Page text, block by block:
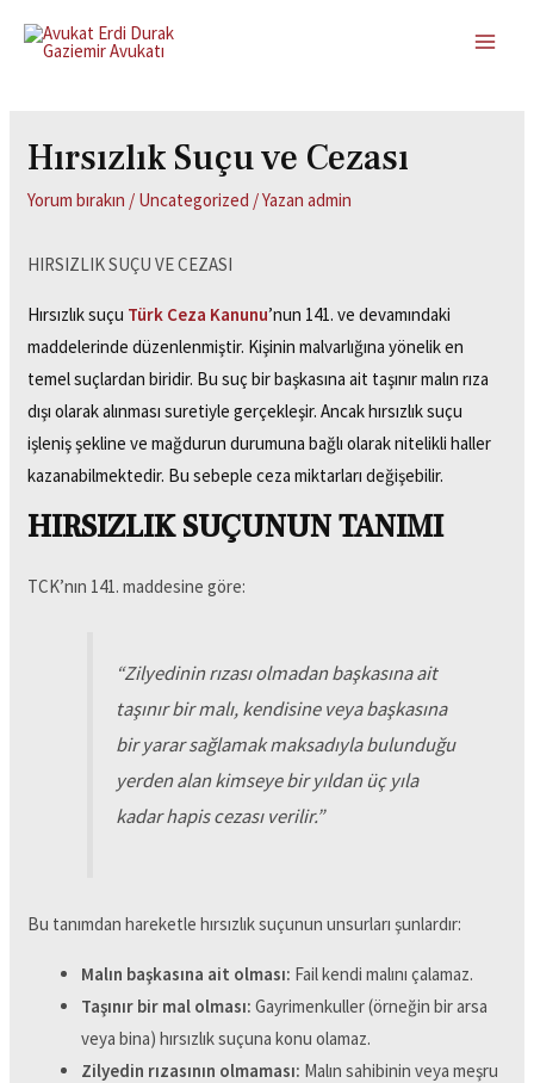
Hırsızlık Suçu ve Cezası
Yorum bırakın / Uncategorized / Yazan admin
HIRSIZLIK SUÇU VE CEZASI
Hırsızlık suçu Türk Ceza Kanunu’nun 141. ve devamındaki
maddelerinde düzenlenmiştir. Kişinin malvarlığına yönelik en
temel suçlardan biridir. Bu suç bir başkasına ait taşınır malın rıza
dışı olarak alınması suretiyle gerçekleşir. Ancak hırsızlık suçu
işleniş şekline ve mağdurun durumuna bağlı olarak nitelikli haller
kazanabilmektedir. Bu sebeple ceza miktarları değişebilir.
HIRSIZLIK SUÇUNUN TANIMI
TCK’nın 141. maddesine göre:
“Zilyedinin rızası olmadan başkasına ait
taşınır bir malı, kendisine veya başkasına
bir yarar sağlamak maksadıyla bulunduğu
yerden alan kimseye bir yıldan üç yıla
kadar hapis cezası verilir.”
Bu tanımdan hareketle hırsızlık suçunun unsurları şunlardır:
Malın başkasına ait olması: Fail kendi malını çalamaz.
Taşınır bir mal olması: Gayrimenkuller (örneğin bir arsa
veya bina) hırsızlık suçuna konu olamaz.
Zilyedin rızasının olmaması: Malın sahibinin veya meşru